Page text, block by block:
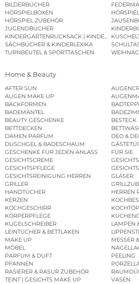
BILDERBÜCHER
HÖRSPIELBOXEN
HÖRSPIEL ZUBEHÖR
JUGENDBÜCHER
KINDERGARTENRUCKSACK |
SACHBÜCHER & KINDERLEXIKA
TURNBEUTEL & SPORTTASCHEN
Home & Beauty
AFTER SUN
AUGEN MAKE UP
BACKFORMEN
BADEMÄNTEL
BEAUTY GESCHENKE
BESTECK
BETTDECKEN
DAMEN PARFUM
DEO &
DUSCHGEL & BADESCHAUM
GESCHENKE FÜR JEDEN ANLASS
FÜR SIE
GESICHTSCREME
GESICHTSPFLEGE
GESICHTSREINIGUNG HERREN
GLÄSER
GRILLER
HANDTÜCHER
HERREN
KERZEN
KOCHGESCHIRR
KÖRPERPFLEGE
KUGELSCHREIBER
LAMPEN
LEINTÜCHER & BETTLAKEN
MAKE UP
MESSER
MÖBEL
PARFUM & DUFT
PEELING
PFANNEN
RASIERER & RASUR ZUBEHÖR
TEINT | GESICHTS MAKE UP
VASEN